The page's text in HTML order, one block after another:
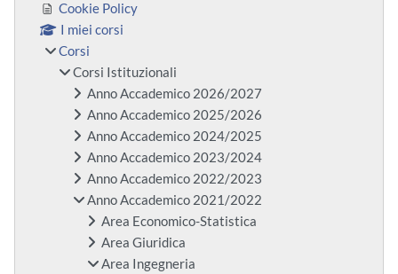
Cookie Policy
I miei corsi
Corsi
Corsi Istituzionali
Anno Accademico 2026/2027
Anno Accademico 2025/2026
Anno Accademico 2024/2025
Anno Accademico 2023/2024
Anno Accademico 2022/2023
Anno Accademico 2021/2022
Area Economico-Statistica
Area Giuridica
Area Ingegneria